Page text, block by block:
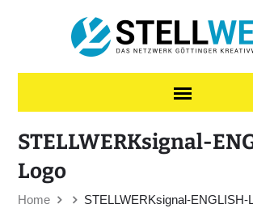
STELLWERKsignal-
Logo
Home STELLWERKsignal-ENGLISH-